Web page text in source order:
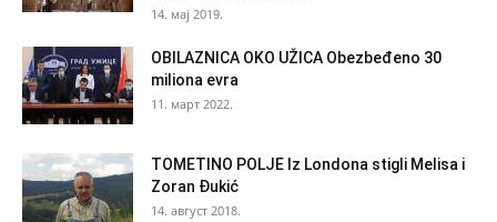
14. мај 2019.
OBILAZNICA OKO UŽICA Obezbeđeno 30
miliona evra
11. март 2022.
TOMETINO POLJE Iz Londona stigli Melisa i
Zoran Đukić
14. август 2018.